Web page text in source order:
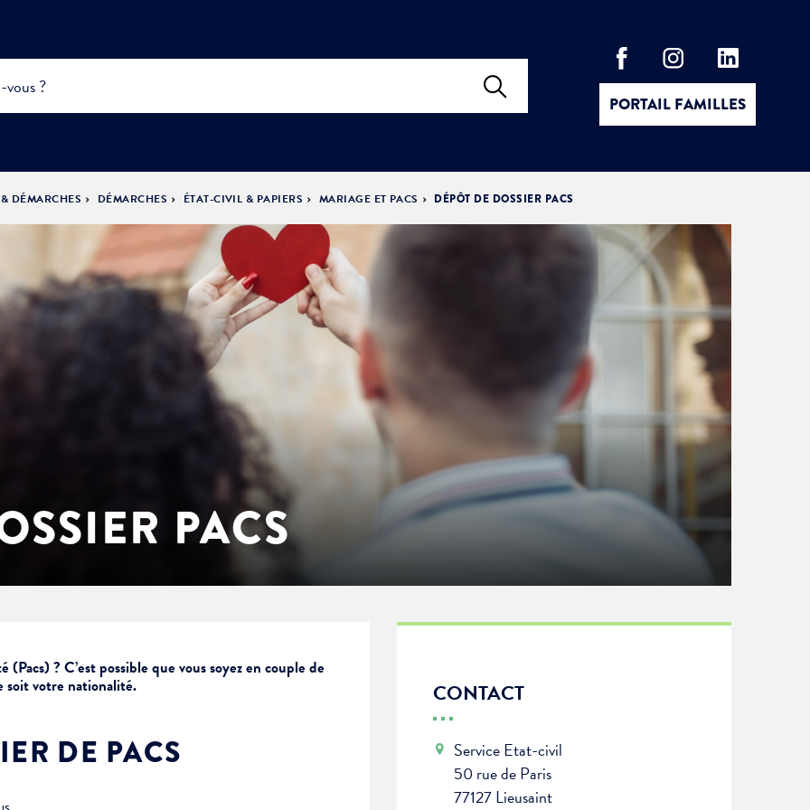
PORTAIL FAMILLES
ÉVÈNEMENTS
LA VILLE
DÉMOCRATIE
PARTICIPATIVE
DÉMARCHES DÉMARCHES ÉTAT-CIVIL & PAPIERS MARIAGE ET PACS DÉPÔT DE DOSSIER PACS
PACS
? C’est possible que vous soyez en couple de
soit votre nationalité.
DE PACS
CONTACT
Service Etat-civil
50 rue de Paris
77127 Lieusaint